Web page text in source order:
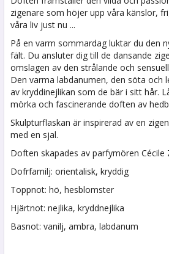
zigenare som höjer upp våra känslor,
våra liv just nu ...
På en varm sommardag luktar du den
fält. Du ansluter dig till de dansande
omslagen av den strålande och
Den varma labdanumen, den söta och
av kryddinejlikan som de bär i sitt hår.
mörka och fascinerande doften av
Skulpturflaskan är inspirerad av en
med en sjal.
Doften skapades av parfymören Cécile
Dofrfamilj: orientalisk, kryddig
Toppnot: hö, hesblomster
Hjärtnot: nejlika, kryddnejlika
Basnot: vanilj, ambra, labdanum